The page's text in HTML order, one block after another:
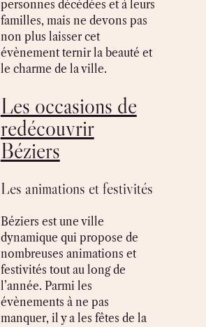
personnes décédées et à leurs
familles, mais ne devons pas
non plus laisser cet
évènement ternir la beauté et
le charme de la ville.
Les occasions de
redécouvrir
Béziers
Les animations et festivités
Béziers est une ville
dynamique qui propose de
nombreuses animations et
festivités tout au long de
l’année. Parmi les
évènements à ne pas
manquer, il y a les fêtes de la